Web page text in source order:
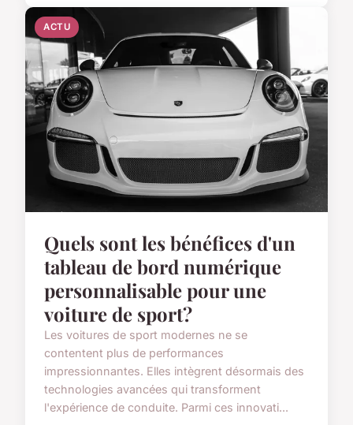
ACTU
Quels sont les bénéfices d'un
tableau de bord numérique
personnalisable pour une
voiture de sport?
Les voitures de sport modernes ne se
contentent plus de performances
impressionnantes. Elles intègrent désormais des
technologies avancées qui transforment
l'expérience de conduite. Parmi ces innovati...